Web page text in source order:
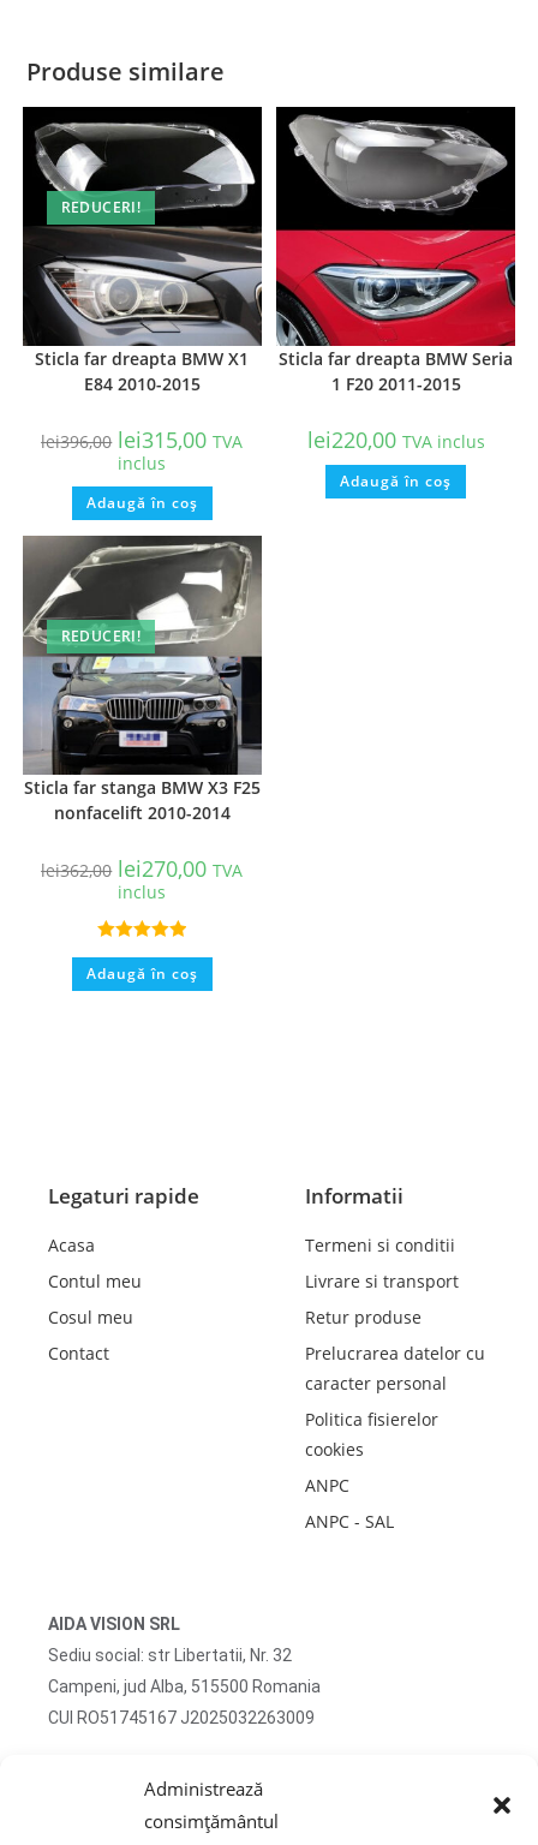
Administrează
consimțământul
Produse similare
REDUCERI!
Sticla far dreapta BMW X1
E84 2010-2015
lei396,00 lei315,00 TVA
inclus
Adaugă în coș
Sticla far dreapta BMW Seria
1 F20 2011-2015
lei220,00 TVA inclus
Adaugă în coș
REDUCERI!
Sticla far stanga BMW X3 F25
nonfacelift 2010-2014
lei362,00 lei270,00 TVA
inclus
Evaluat la
5.00din 5
Adaugă în coș
Legaturi rapide
Acasa
Contul meu
Cosul meu
Contact
Informatii
Termeni si conditii
Livrare si transport
Retur produse
Prelucrarea datelor cu
caracter personal
Politica fisierelor
cookies
ANPC
ANPC - SAL
AIDA VISION SRL
Sediu social: str Libertatii, Nr. 32
Campeni, jud Alba, 515500 Romania
CUI RO51745167 J2025032263009